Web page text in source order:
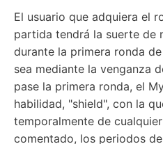
El usuario que adquiera el
partida tendrá la suerte de
durante la primera ronda
sea mediante la venganza
pase la primera ronda, el
habilidad, "shield", con la
temporalmente de
comentado, los periodos